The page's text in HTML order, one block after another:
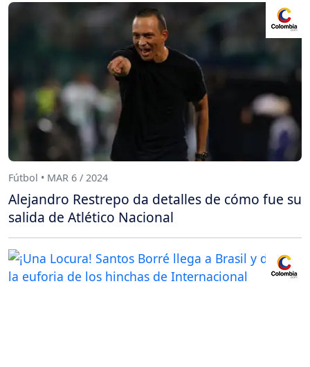
Fútbol • MAR 6 / 2024
Alejandro Restrepo da detalles de cómo fue su
salida de Atlético Nacional